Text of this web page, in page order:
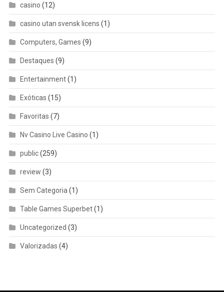
casino (12)
casino utan svensk licens (1)
Computers, Games (9)
Destaques (9)
Entertainment(1)
Exóticas (15)
Favoritas (7)
Nv Casino Live Casino (1)
public(259)
review (3)
Sem Categoria (1)
Table Games Superbet(1)
Uncategorized (3)
Valorizadas (4)